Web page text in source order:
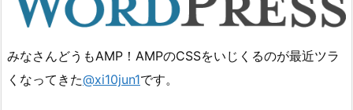
みなさんどうもAMP！AMPのCSSをいじくるのが最近ツラ
くなってきた@xi10jun1です。